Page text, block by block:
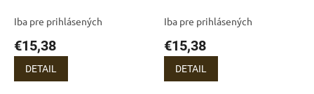
Iba pre prihlásených
€15,38
DETAIL
Iba pre prihlásených
€15,38
DETAIL